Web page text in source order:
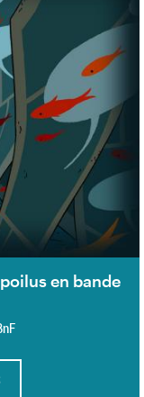
en bande